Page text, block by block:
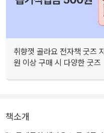
취향껏 골라요 전자책 굿즈
원 이상 구매 시 다양한 굿즈
책소개